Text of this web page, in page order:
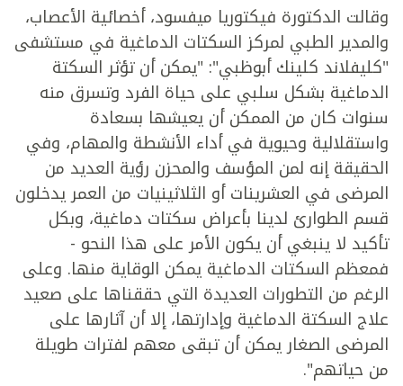
وقالت الدكتورة فيكتوريا ميفسود، أخصائية الأعصاب،
والمدير الطبي لمركز السكتات الدماغية في مستشفى
"كليفلاند كلينك أبوظبي": "يمكن أن تؤثر السكتة
الدماغية بشكل سلبي على حياة الفرد وتسرق منه
سنوات كان من الممكن أن يعيشها بسعادة
واستقلالية وحيوية في أداء الأنشطة والمهام، وفي
الحقيقة إنه لمن المؤسف والمحزن رؤية العديد من
المرضى في العشرينات أو الثلاثينيات من العمر يدخلون
قسم الطوارئ لدينا بأعراض سكتات دماغية، وبكل
تأكيد لا ينبغي أن يكون الأمر على هذا النحو -
فمعظم السكتات الدماغية يمكن الوقاية منها. وعلى
الرغم من التطورات العديدة التي حققناها على صعيد
علاج السكتة الدماغية وإدارتها، إلا أن آثارها على
المرضى الصغار يمكن أن تبقى معهم لفترات طويلة
من حياتهم".